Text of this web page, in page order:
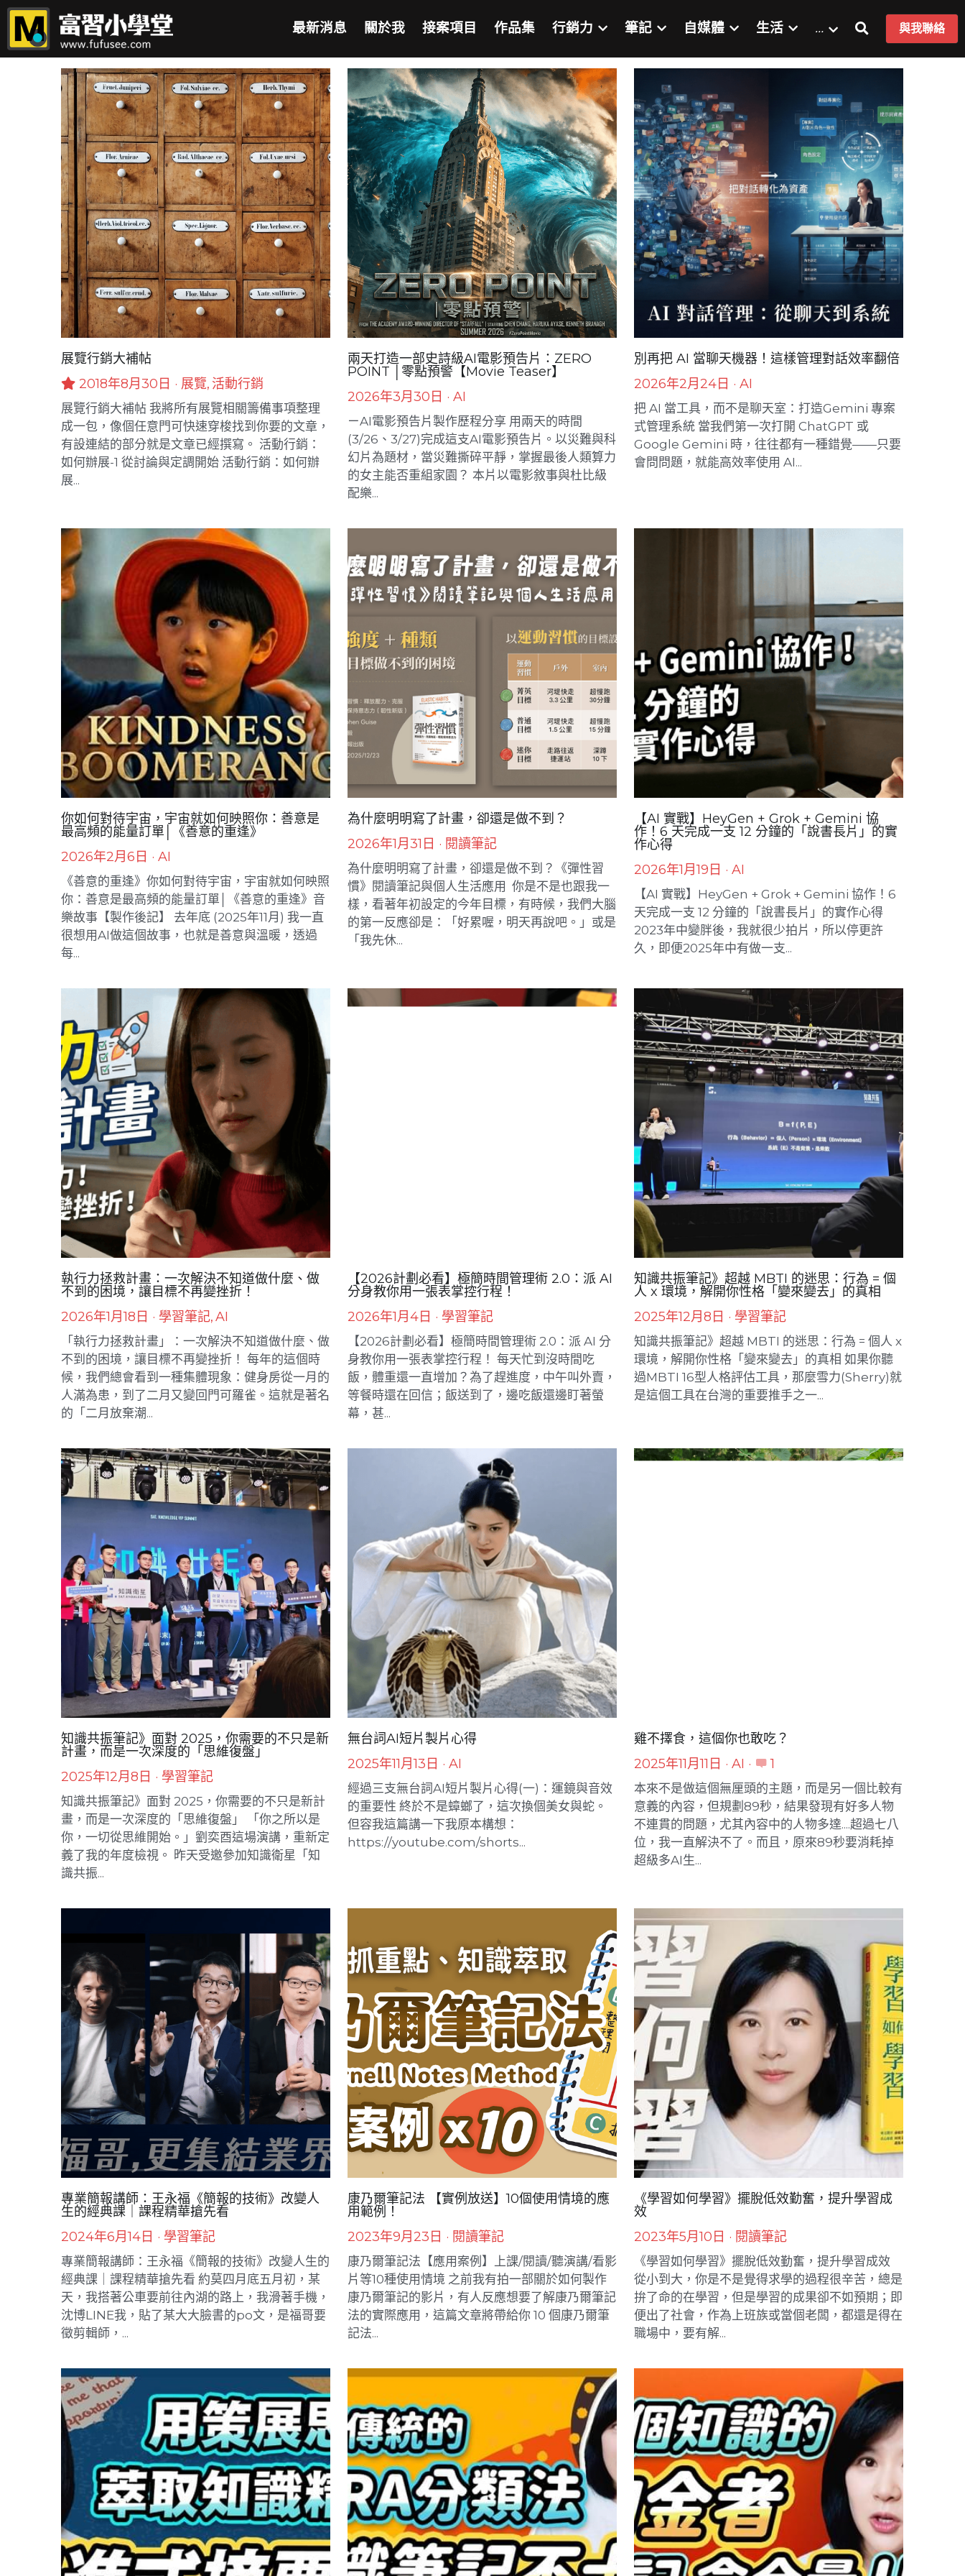
最新消息 關於我 接案項目 作品集 行銷力 筆記 自媒體 生活 … 與我聯絡
全部 自媒體經營 閱讀筆記 軟體類筆記 學習筆記 談職場 普台國小 活動行銷 行銷即戰力 童年回憶殺
展覽行銷大補帖
2018年8月30日·展覽,活動行銷
展覽行銷大補帖 我將所有展覽相關籌備事項整理
成一包，像個任意門可快速穿梭找到你要的文章，
展...
兩天打造一部史詩級AI電影預告片：ZERO
POINT │零點預警【Movie Teaser】
2026年3月30日·AI
ㄧAI電影預告片製作歷程分享 用兩天的時間
(3/26、3/27)完成這支AI電影預告片。以災難與科
配樂...
別再把 AI 當聊天機器！這樣管理對話效率翻倍
2026年2月24日 ·AI
把 AI 當工具，而不是聊天室：打造Gemini 專案
你如何對待宇宙，宇宙就如何映照你：善意是
最高頻的能量訂單│《善意的重逢》
2026年2月6日·AI
《善意的重逢》你如何對待宇宙，宇宙就如何映照
你：善意是最高頻的能量訂單│《善意的重逢》音
很想用AI做這個故事，也就是善意與溫暖，透過
為什麼明明寫了計畫，卻還是做不到？
2026年1月31日·閱讀筆記
為什麼明明寫了計畫，卻還是做不到？《彈性習
慣》閱讀筆記與個人生活應用 ​ 你是不是也跟我一
「我先休...
【AI 實戰】HeyGen + Grok + Gemini 協
作！6 天完成一支 12 分鐘的「說書長片」的實
作心得
2026年1月19日·AI
【AI 實戰】HeyGen + Grok + Gemini 協作！6
2023年中變胖後，我就很少拍片，所以停更許
久，即便2025年中有做一支...
執行力拯救計畫：一次解決不知道做什麼、做
不到的困境，讓目標不再變挫折！
2026年1月18日·學習筆記,AI
「執行力拯救計畫」：一次解決不知道做什麼、做
不到的困境，讓目標不再變挫折！ 每年的這個時
人滿為患，到了二月又變回門可羅雀。這就是著名
的「二月放棄潮...
【2026計劃必看】極簡時間管理術 2.0：派 AI
分身教你用一張表掌控行程！
2026年1月4日·學習筆記
【2026計劃必看】極簡時間管理術 2.0：派 AI 分
身教你用一張表掌控行程！ 每天忙到沒時間吃
等餐時還在回信；飯送到了，邊吃飯還邊盯著螢
知識共振筆記》超越 MBTI 的迷思：行為 = 個
人 x 環境，解開你性格「變來變去」的真相
2025年12月8日·學習筆記
知識共振筆記》超越 MBTI 的迷思：行為 = 個人 x
是這個工具在台灣的重要推手之一...
知識共振筆記》面對 2025，你需要的不只是新
計畫，而是一次深度的「思維復盤」
2025年12月8日·學習筆記
知識共振筆記》面對 2025，你需要的不只是新計
畫，而是一次深度的「思維復盤」 「你之所以是
識共振...
無台詞AI短片製片心得
2025年11月13日·AI
經過三支無台詞AI短片製片心得(一)：運鏡與音效
雞不擇食，這個你也敢吃？
2025年11月11日·AI· 1
本來不是做這個無厘頭的主題，而是另一個比較有
意義的內容，但規劃89秒，結果發現有好多人物
超級多AI生...
專業簡報講師：王永福《簡報的技術》改變人
生的經典課｜課程精華搶先看
2024年6月14日·學習筆記
專業簡報講師：王永福《簡報的技術》改變人生的
經典課｜課程精華搶先看 約莫四月底五月初，某
沈博LINE我，貼了某大大臉書的po文，是福哥要
徵剪輯師，...
康乃爾筆記法 【實例放送】10個使用情境的應
用範例！
2023年9月23日·閱讀筆記
康乃爾筆記法【應用案例】上課/閱讀/聽演講/看影
片等10種使用情境 之前我有拍一部關於如何製作
法的實際應用，這篇文章將帶給你 10 個康乃爾筆
《學習如何學習》擺脫低效勤奮，提升學習成
效
2023年5月10日·閱讀筆記
《學習如何學習》擺脫低效勤奮，提升學習成效
從小到大，你是不是覺得求學的過程很辛苦，總是
便出了社會，作為上班族或當個老闆，都還是得在
職場中，要有解...